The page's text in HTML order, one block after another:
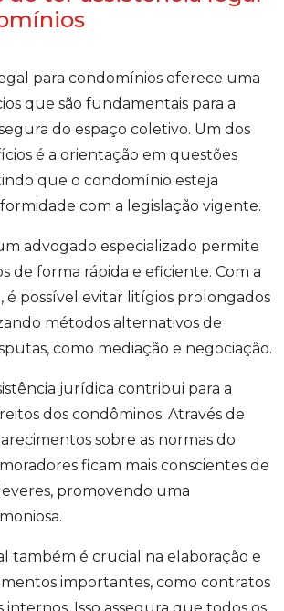
para condomínios oferece uma
que são fundamentais para a
do espaço coletivo. Um dos
é a orientação em questões
que o condomínio esteja
com a legislação vigente.
advogado especializado permite
de forma rápida e eficiente. Com a
é possível evitar litígios prolongados
métodos alternativos de
como mediação e negociação.
jurídica contribui para a
dos condôminos. Através de
sobre as normas do
ficam mais conscientes de
promovendo uma
também é crucial na elaboração e
importantes, como contratos